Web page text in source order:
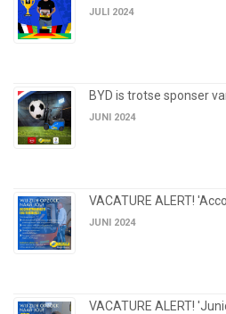
JULI 2024
BYD is trotse sponser
JUNI 2024
VACATURE ALERT!
JUNI 2024
VACATURE ALERT!